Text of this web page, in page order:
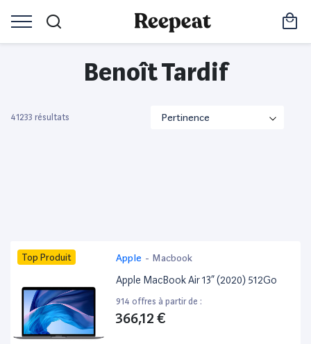
Benoît Tardif
41233 résultats
Top Produit Apple - Macbook
Apple MacBook Air 13” (2020) 512Go
914 offres à partir de :
366,12 €